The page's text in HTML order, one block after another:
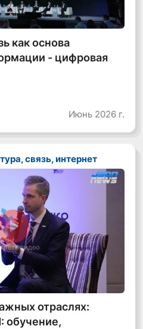
как основа
- цифровая
Июнь 2026 г.
связь, интернет
видео
отраслях:
обучение,